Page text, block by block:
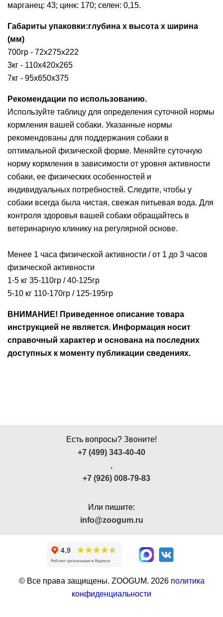
марганец: 43; цинк: 170; селен: 0,15.
Габариты упаковки:глубина х высота х ширина
(мм)
700гр - 72х275х222
3кг - 110х420х265
7кг - 95х650х375
Рекомендации по использованию.
Используйте таблицу для определения суточной нормы
кормления вашей собаки. Указанные нормы
рекомендованы для поддержания собаки в
оптимальной физической форме. Меняйте суточную
норму кормления в зависимости от уровня активности
собаки, ее физических особенностей и
индивидуальных потребностей. Следите, чтобы у
собаки всегда была чистая, свежая питьевая вода. Для
контроля здоровья вашей собаки обращайтесь в
ветеринарную клинику на регулярной основе.
Менее 1 часа физической активности / от 1 до 3 часов
физической активности
1-5 кг 35-110гр / 40-125гр
5-10 кг 110-170гр / 125-195гр
ВНИМАНИЕ! Приведенное описание товара
инструкцией не является. Информация носит
справочный характер и основана на последних
доступных к моменту публикации сведениях.
Есть вопросы? Звоните!
+7 (499) 343-40-40
,
+7 (926) 008-79-83
Или пишите:
info@zoogum.ru
© Все права защищены. ZOOGUM. 2026 политика
конфиденциальности